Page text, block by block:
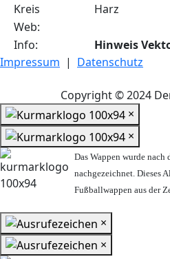
Kreis
Harz
Web:
Info:
Hinweis
Impressum | Datenschutz
Copyright © 2024
×
×
Das Wappen wurde
nachgezeichnet. Dieses
Fußballwappen aus der
×
×